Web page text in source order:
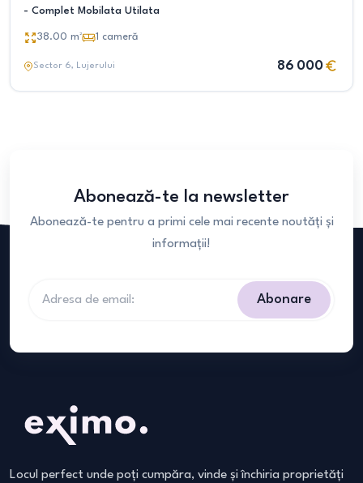
- Complet Mobilata Utilata
38.00 m² 1 cameră
Sector 6, Lujerului 86 000
Abonează-te la newsletter
Abonează-te pentru a primi cele mai recente noutăți și
informații!
Abonare
Locul perfect unde poți cumpăra, vinde și închiria proprietăți